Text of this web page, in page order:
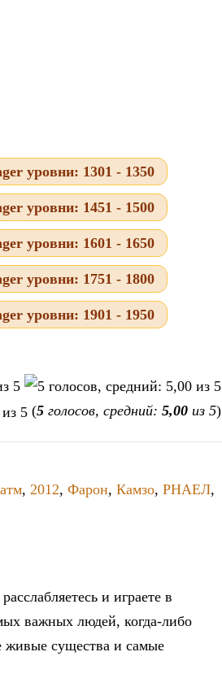
уровни: 1301 - 1350
уровни: 1451 - 1500
уровни: 1601 - 1650
уровни: 1751 - 1800
уровни: 1901 - 1950
(5 голосов, средний: 5,00 из 5)
, 2012, Фарон, Камзо, РНАЕЛ,
и играете в
важных людей, когда-либо
живые существа и самые